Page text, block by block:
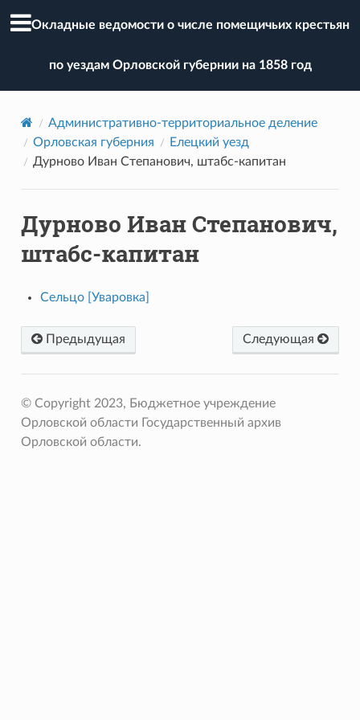
Окладные ведомости о числе помещичьих крестьян
по уездам Орловской губернии на 1858 год
Административно-территориальное деление
Орловская губерния
Елецкий уезд
Дурново Иван Степанович, штабс-капитан
Дурново Иван Степанович,
штабс-капитан
Сельцо [Уваровка]
Предыдущая Следующая
© Copyright 2023, Бюджетное учреждение
Орловской области Государственный архив
Орловской области.